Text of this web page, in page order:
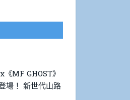
《MF GHOST》
場！ 新世代山路